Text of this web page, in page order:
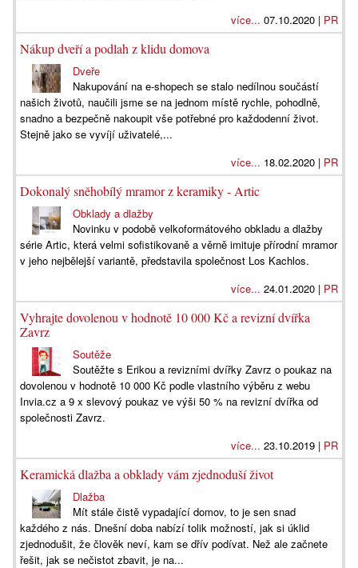
více... 07.10.2020 | PR
Nákup dveří a podlah z klidu domova
Dveře
Nakupování na e-shopech se stalo nedílnou součástí
našich životů, naučili jsme se na jednom místě rychle, pohodlně,
snadno a bezpečně nakoupit vše potřebné pro každodenní život.
Stejně jako se vyvíjí uživatelé,...
více... 18.02.2020 | PR
Dokonalý sněhobílý mramor z keramiky - Artic
Obklady a dlažby
Novinku v podobě velkoformátového obkladu a dlažby
série Artic, která velmi sofistikovaně a věrně imituje přírodní mramor
v jeho nejbělejší variantě, představila společnost Los Kachlos.
více... 24.01.2020 | PR
Vyhrajte dovolenou v hodnotě 10 000 Kč a revizní dvířka
Zavrz
Soutěže
Soutěžte s Erikou a revizními dvířky Zavrz o poukaz na
dovolenou v hodnotě 10 000 Kč podle vlastního výběru z webu
Invia.cz a 9 x slevový poukaz ve výši 50 % na revizní dvířka od
společnosti Zavrz.
více... 23.10.2019 | PR
Keramická dlažba a obklady vám zjednoduší život
Dlažba
Mít stále čistě vypadající domov, to je sen snad
každého z nás. Dnešní doba nabízí tolik možností, jak si úklid
zjednodušit, že člověk neví, kam se dřív podívat. Než ale začnete
řešit, jak se nečistot zbavit, je na...